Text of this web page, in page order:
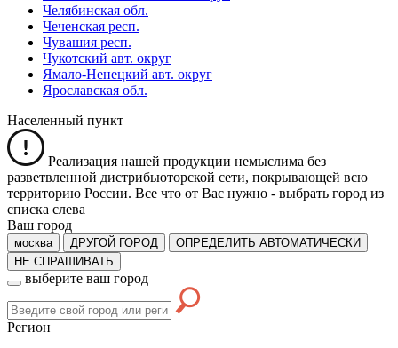
Челябинская обл.
Чеченская респ.
Чувашия респ.
Чукотский авт. округ
Ямало-Ненецкий авт. округ
Ярославская обл.
Населенный пункт
Реализация нашей продукции немыслима без
разветвленной дистрибьюторской сети, покрывающей всю
территорию России. Все что от Вас нужно - выбрать город из
списка слева
Ваш город
москва ДРУГОЙ ГОРОД
ОПРЕДЕЛИТЬ АВТОМАТИЧЕСКИ
НЕ СПРАШИВАТЬ
выберите ваш город
Регион